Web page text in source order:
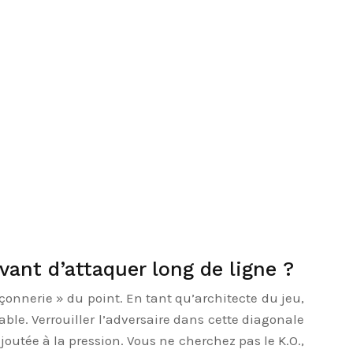
d’attaquer long de ligne ?
» du point. En tant qu’architecte du jeu,
Verrouiller l’adversaire dans cette diagonale
à la pression. Vous ne cherchez pas le K.O.,